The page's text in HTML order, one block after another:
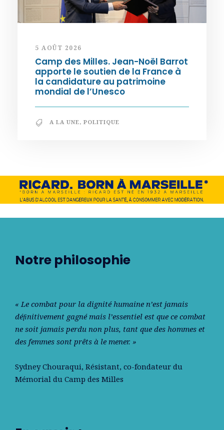
5 AOÛT 2026
Camp des Milles. Jean-Noël Barrot
apporte le soutien de la France à
la candidature au patrimoine
mondial de l’Unesco
A LA UNE, POLITIQUE
Notre philosophie
« Le combat pour la dignité humaine n’est jamais
déﬁnitivement gagné mais l’essentiel est que ce combat
ne soit jamais perdu non plus, tant que des hommes et
des femmes sont prêts à le mener. »
Sydney Chouraqui, Résistant, co-fondateur du
Mémorial du Camp des Milles